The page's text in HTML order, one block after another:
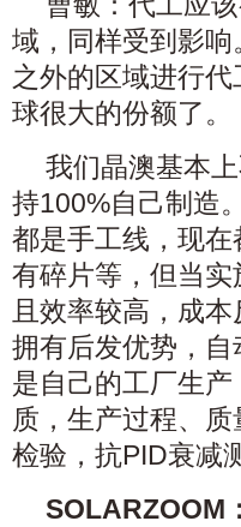
域，同样受到影
之外的区域进行
球很大的份额了。
我们晶澳基本
持100%自己制造
都是手工线，现
有碎片等，但当
且效率较高，成
拥有后发优势，
是自己的工厂生
质，生产过程、
检验，抗PID衰减
SOLARZOOM